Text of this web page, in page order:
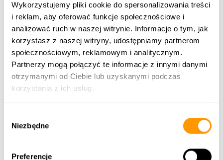
Wykorzystujemy pliki cookie do spersonalizowania treści
i reklam, aby oferować funkcje społecznościowe i
analizować ruch w naszej witrynie. Informacje o tym, jak
korzystasz z naszej witryny, udostępniamy partnerom
społecznościowym, reklamowym i analitycznym.
Partnerzy mogą połączyć te informacje z innymi danymi
otrzymanymi od Ciebie lub uzyskanymi podczas
korzystania z ich usług.
zgody
Niezbędne
Preferencje
Zwroty do dostawców
Aplikacja wspiera obsługęzwrotów do dostawców
w tym przygotowanie procesu i komplet informacji
Kompletacja i wydanie towaru (realizacja